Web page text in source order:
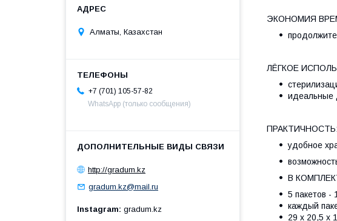
ЭКОНОМИЯ
ЛЁГКОЕ
идеальные
ПРАКТИЧНОСТЬ:
удобное
В
5 пакетов -
каждый
29 x 20,5 x
Алматы, Казахстан
+7 (701) 105-57-82
WhatsApp (только сообщения)
http://gradum.kz
gradum.kz@mail.ru
Instagram gradum.kz